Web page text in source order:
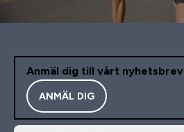
Anmäl dig till vårt nyhetsbrev
ANMÄL DIG